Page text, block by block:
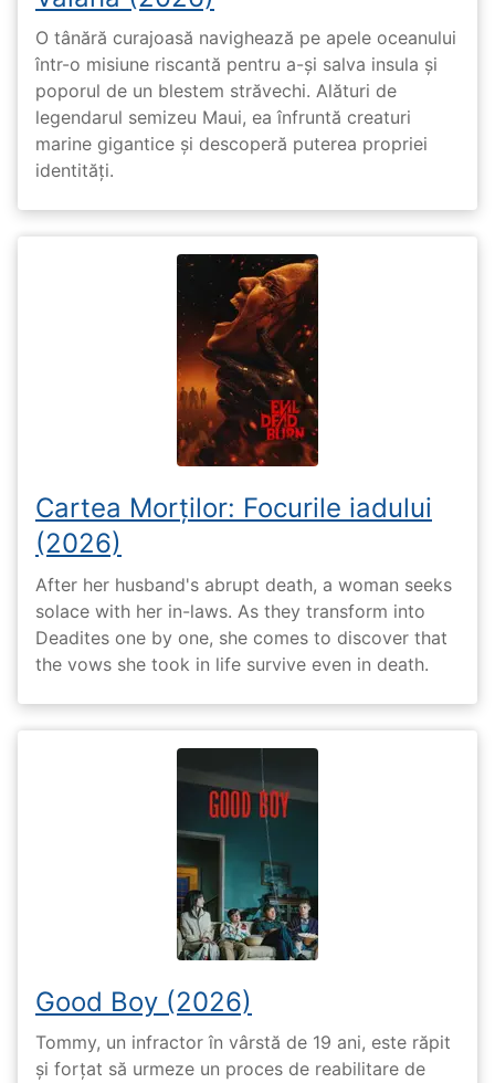
O tânără curajoasă navighează pe apele oceanului
într-o misiune riscantă pentru a-și salva insula și
poporul de un blestem străvechi. Alături de
legendarul semizeu Maui, ea înfruntă creaturi
marine gigantice și descoperă puterea propriei
identități.
Cartea Morților: Focurile iadului
(2026)
After her husband's abrupt death, a woman seeks
solace with her in-laws. As they transform into
Deadites one by one, she comes to discover that
the vows she took in life survive even in death.
Good Boy (2026)
Tommy, un infractor în vârstă de 19 ani, este răpit
și forțat să urmeze un proces de reabilitare de